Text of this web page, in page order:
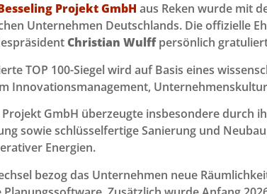
Projekt GmbH aus Reken wurde mit
Unternehmen Deutschlands. Die offizielle
Christian Wulffpersönlich
TOP 100-Siegel wird auf Basis eines
Innovationsmanagement,
Projekt GmbH überzeugte insbesondere
sowie schlüsselfertige Sanierung und
Energien.
bezog das Unternehmen neue